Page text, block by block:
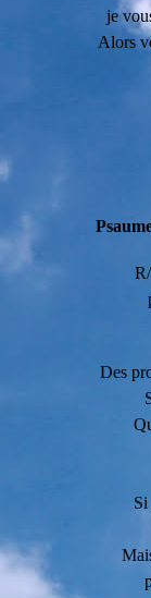
je
Alors
Des
Si